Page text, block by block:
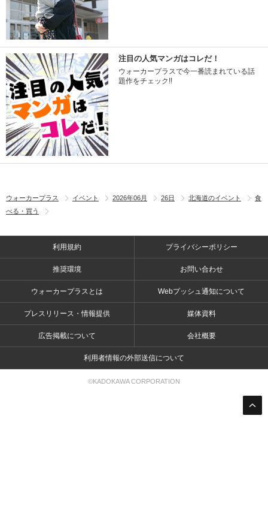
注目の人気マンガはコレだ！
ウォーカープラスで今一番読まれている話
題作をチェック!!
ウォーカープラス イベント 2026年06月 26日 北海道のイベント
食
べる・買う
利用規約 プライバシーポリシー
推奨環境 お問い合わせ
ウォーカープラスとは Webプッシュ通知について
プレスリリース・情報提供 媒体資料
広告掲載について 会社概要
利用者情報の外部送信について
©KADOKAWA CORPORATION